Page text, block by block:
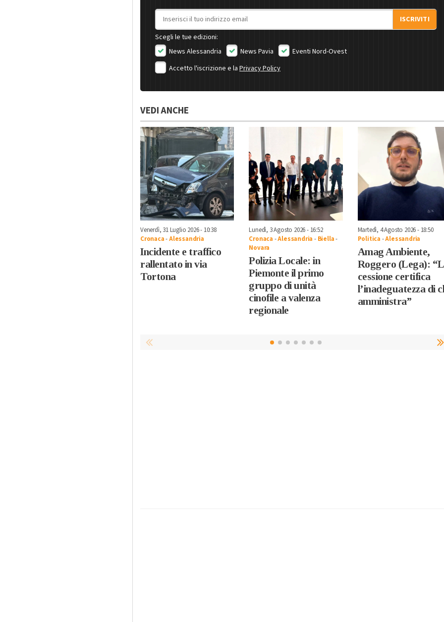
Indirizzo email
ISCRIVITI
Scegli le tue edizioni:
News Alessandria
News Pavia
Eventi Nord-Ovest
Accetto l'iscrizione e la Privacy Policy
VEDI ANCHE
Venerdì, 31 Luglio 2026 - 10:38
Cronaca-Alessandria
Incidente e traffico
rallentato in via
Tortona
Lunedì, 3 Agosto 2026 - 16:52
Cronaca -Alessandria - Biella-
Novara
Polizia Locale: in
Piemonte il primo
gruppo di unità
cinofile a valenza
regionale
Martedì, 4 Agosto 2026 - 18:50
Politica -Alessandria
Amag Ambiente,
Roggero (Lega):
cessione certifica
l’inadeguatezza di
amministra”